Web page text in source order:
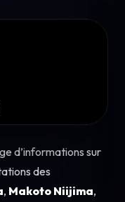
d’informations sur
des
, Makoto Niijima,